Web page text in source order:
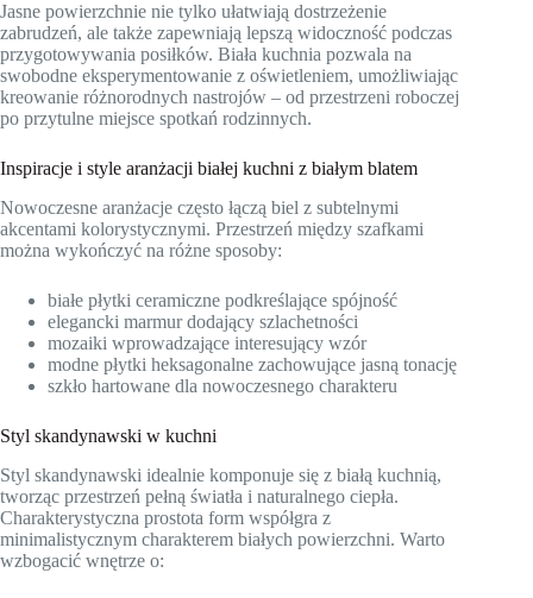
Jasne powierzchnie nie tylko ułatwiają dostrzeżenie
zabrudzeń, ale także zapewniają lepszą widoczność podczas
przygotowywania posiłków. Biała kuchnia pozwala na
swobodne eksperymentowanie z oświetleniem, umożliwiając
kreowanie różnorodnych nastrojów – od przestrzeni roboczej
po przytulne miejsce spotkań rodzinnych.
Inspiracje i style aranżacji białej kuchni z białym blatem
Nowoczesne aranżacje często łączą biel z subtelnymi
akcentami kolorystycznymi. Przestrzeń między szafkami
można wykończyć na różne sposoby:
białe płytki ceramiczne podkreślające spójność
elegancki marmur dodający szlachetności
mozaiki wprowadzające interesujący wzór
modne płytki heksagonalne zachowujące jasną tonację
szkło hartowane dla nowoczesnego charakteru
Styl skandynawski w kuchni
Styl skandynawski idealnie komponuje się z białą kuchnią,
tworząc przestrzeń pełną światła i naturalnego ciepła.
Charakterystyczna prostota form współgra z
minimalistycznym charakterem białych powierzchni. Warto
wzbogacić wnętrze o: